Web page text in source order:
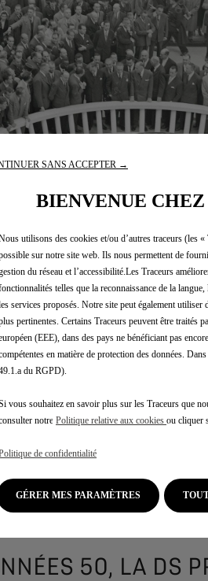
50, LA DS
SANS ACCEPTER →
BIENVENUE
utilisons des cookies et/ou d’autres traceurs (les
sur notre site web. Ils nous permettent de
du réseau et l’accessibilité.Les Traceurs
telles que la reconnaissance de la
services proposés. Notre site peut également
pertinentes. Certains Traceurs peuvent être traités
(EEE), dans des pays ne bénéficiant pas
en matière de protection des données.
du RGPD).
vous souhaitez en savoir plus sur les Traceurs que
notre Politique relative aux cookies ou cliquer
de confidentialité
GÉRER MES PARAMÈTRES